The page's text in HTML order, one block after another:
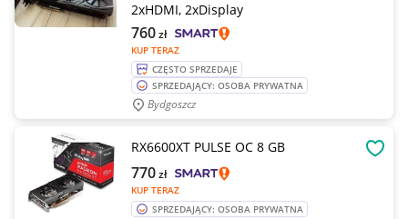
2xHDMI, 2xDisplay
KUP TERAZ
760zł
CZĘSTO SPRZEDAJE
SPRZEDAJĄCY: OSOBA PRYWATNA
Bydgoszcz
RX6600XT PULSE OC 8 GB
KUP TERAZ
770zł
SPRZEDAJĄCY: OSOBA PRYWATNA